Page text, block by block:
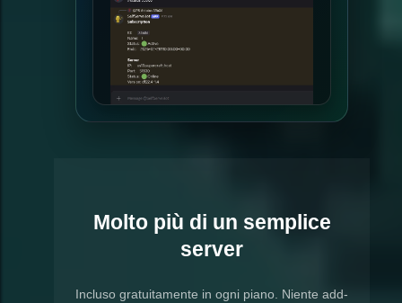
Molto più di un semplice
server
Incluso gratuitamente in ogni piano. Niente add-